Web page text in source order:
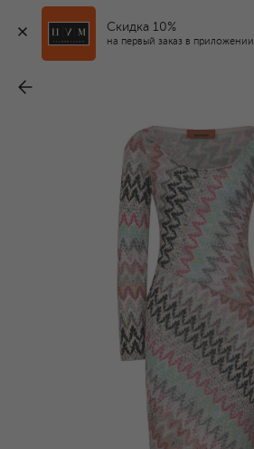
Скидка 10%
на первый заказ в приложении